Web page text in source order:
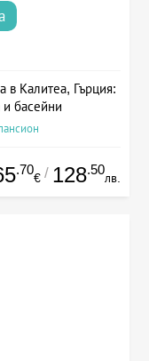
в Калитеа, Гърция:
басейни
.70
€ / 128.50
лв.